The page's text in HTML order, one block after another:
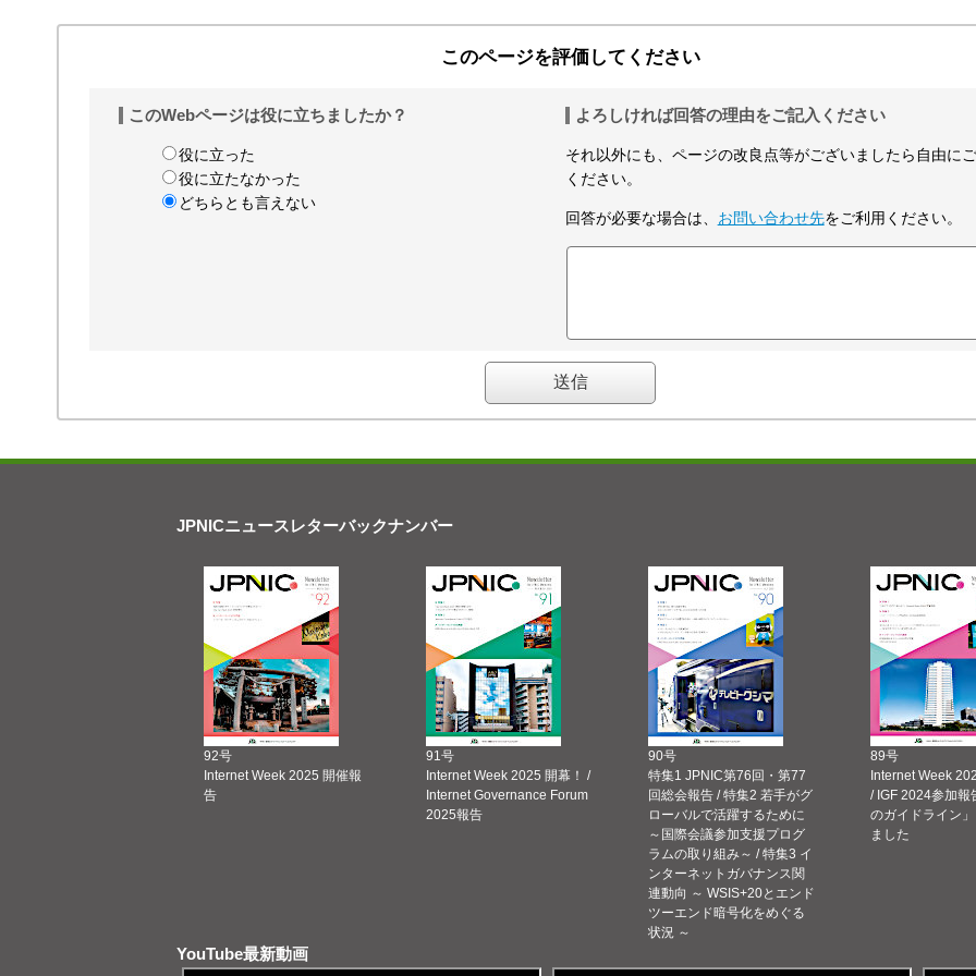
このページを評価してください
このWebページは役に立ちましたか？
役に立った
役に立たなかった
どちらとも言えない
よろしければ回答の理由をご記入ください
それ以外にも、ページの改良点等がございましたら自由に
ください。
回答が必要な場合は、 お問い合わせ先をご利用ください。
JPNICニュースレターバックナンバー
92号
Internet Week 2025 開催報
告
91号
Internet Week 2025 開幕！ /
Internet Governance Forum
2025報告
90号
特集1 JPNIC第76回・第77
回総会報告 / 特集2 若手がグ
ローバルで活躍するために
～国際会議参加支援プログ
ラムの取り組み～ / 特集3 イ
ンターネットガバナンス関
連動向 ～ WSIS+20とエンド
ツーエンド暗号化をめぐる
状況 ～
89号
Internet Week
/ IGF 2024参加報
のガイドライン
ました
YouTube最新動画